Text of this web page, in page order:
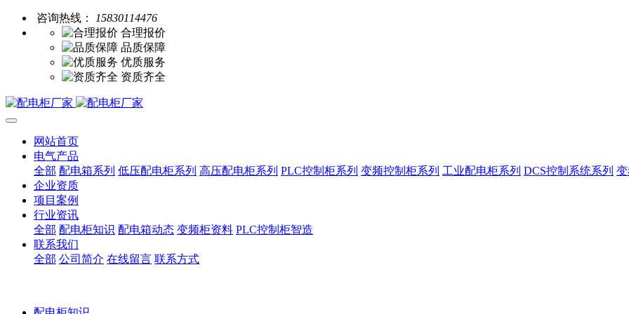
咨询热线：
15830114476
合理报价
品质保障
优质服务
资质齐全
网站首页
电气产品
全部 配电箱系列 低压配电柜系列 高压配电柜系列 PLC控制柜系列 变频控制柜系列 工业配电柜系列 DCS控制系统系列
企业资质
项目案例
行业资讯
全部 配电柜知识 配电箱动态 变频柜资料 PLC控制柜智造
联系我们
全部 公司简介 在线留言 联系方式